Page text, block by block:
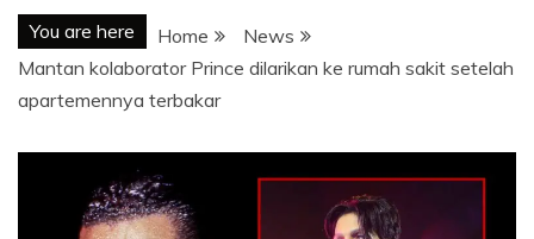
You are here Home
News
Mantan kolaborator Prince dilarikan ke rumah sakit setelah
apartemennya terbakar